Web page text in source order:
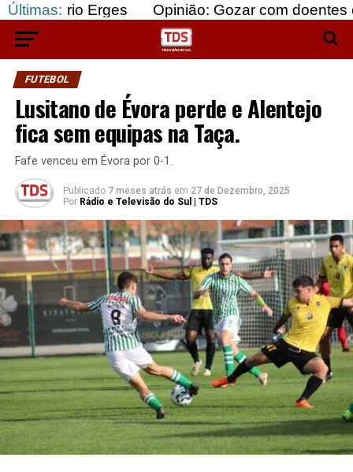
Últimas: Opinião: Gozar com doentes e bajular os
FUTEBOL
Lusitano de Évora perde e Alentejo
fica sem equipas na Taça.
Fafe venceu em Évora por 0-1.
Publicado 7 meses atrás em 27 de Dezembro, 2025
Por Rádio e Televisão do Sul | TDS